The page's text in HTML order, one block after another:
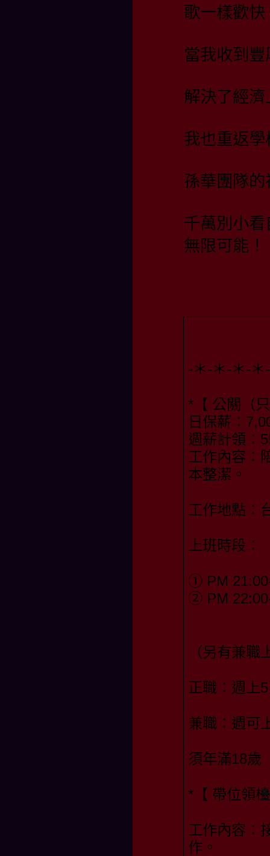
歌一樣歡快
當我收到
解決了經
我也重返
孫華團隊
千萬別小
無限可能！
-＊-＊-＊-
*【 公關（
日保薪：
週薪計領：
工作內容：
本整潔。
工作地點：
上班時段：
① PM
② PM
（另有兼職
正職：週上
兼職：週可
須年滿18歲
*【 帶位領
工作內容：
作。